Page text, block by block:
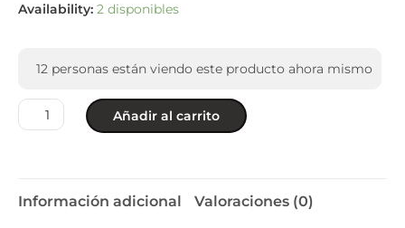
Availability: 2 disponibles
12 personas están viendo este producto ahora mismo
Añadir al carrito
Información adicional Valoraciones (0)